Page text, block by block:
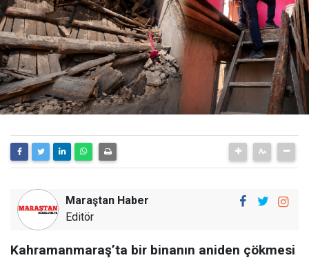
Maraştan Haber
Editör
Kahramanmaraş’ta bir binanın aniden çökmesi